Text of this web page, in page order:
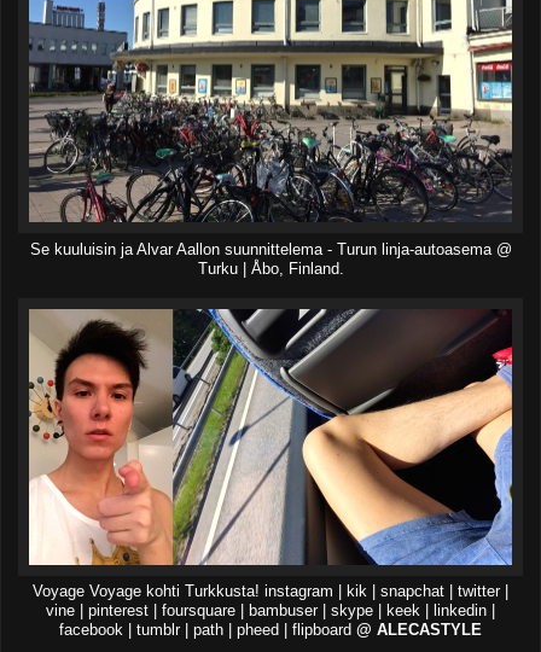
Se kuuluisin ja Alvar Aallon suunnittelema - Turun linja-autoasema @
Turku | Åbo, Finland.
Voyage Voyage kohti Turkkusta! instagram | kik | snapchat | twitter |
vine | pinterest | foursquare | bambuser | skype | keek | linkedin |
facebook | tumblr | path | pheed | flipboard @ ALECASTYLE